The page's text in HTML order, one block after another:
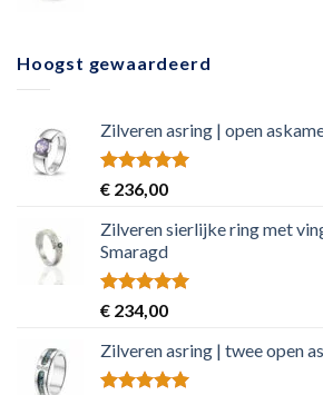
Hoogst gewaardeerd
Zilveren asring | open
Rated5.00
out of 5
€ 236,00
Zilveren sierlijke ring met
Smaragd
Rated5.00
out of 5
€ 234,00
Zilveren asring | twee open